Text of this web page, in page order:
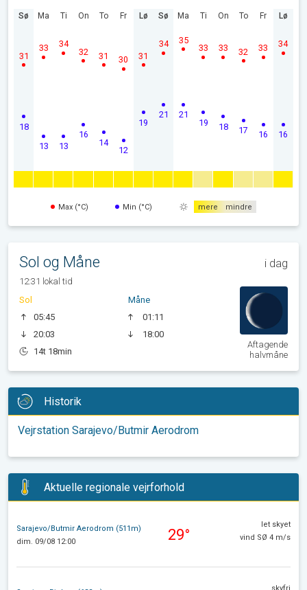
Sø
18
31
Ma
13
33
Ti
13
34
On
16
32
To
14
31
Fr
12
30
Lø
19
31
Sø
21
34
Ma
21
35
Ti
19
33
On
18
33
To
17
32
Fr
16
33
Lø
16
34
Max (°C) Min (°C) mere mindre
Sol og Måne i dag
12:31 lokal tid
Sol
05:45
20:03
14t 18min
Måne
01:11
18:00
Aftagende
halvmåne
Historik
Vejrstation Sarajevo/Butmir Aerodrom
Aktuelle regionale vejrforhold
Sarajevo/Butmir Aerodrom (511m)
dim. 09/08 12:00
29°
let skyet
vind SØ 4 m/s